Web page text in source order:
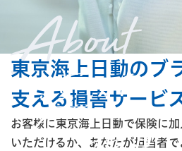
東京海上日動のブ
支える損害サービ
お客様に東京海上日動で保険に
いただけるか、あなたが担当者